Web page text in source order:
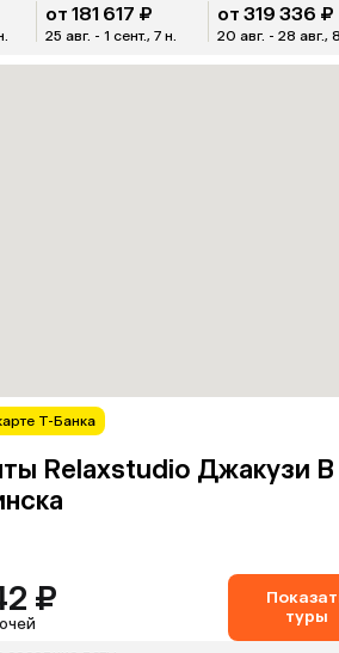
от 181 617 ₽
25 авг. - 1 сент., 7 н.
от 319 336 ₽
20 авг. - 28 авг.,
Т-Банка
Relaxstudio Джакузи В
₽
туры